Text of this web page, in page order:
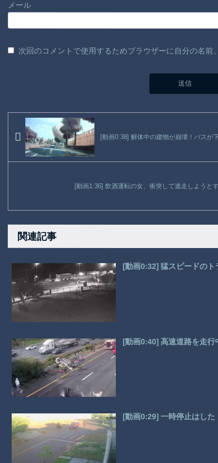
メール
次回のコメントで使用するためブラウザーに自分の名
[動画0:38] 解体中の建物が崩壊！バスが
[動画1:36] 飲酒運転の女、衝突して逃走しようと
関連記事
[動画0:32] 猛スピードの
[動画0:40] 高速道路を走
[動画0:29] 一時停止はし